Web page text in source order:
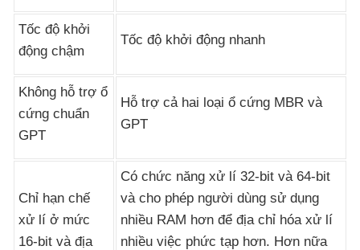
Tốc độ khởi
động chậm
Tốc độ khởi động nhanh
Không hỗ trợ ổ
cứng chuẩn
GPT
Hỗ trợ cả hai loại ổ cứng MBR và
GPT
Chỉ hạn chế
xử lí ở mức
16-bit và địa
Có chức năng xử lí 32-bit và 64-bit
và cho phép người dùng sử dụng
nhiều RAM hơn để địa chỉ hóa xử lí
nhiều việc phức tạp hơn. Hơn nữa